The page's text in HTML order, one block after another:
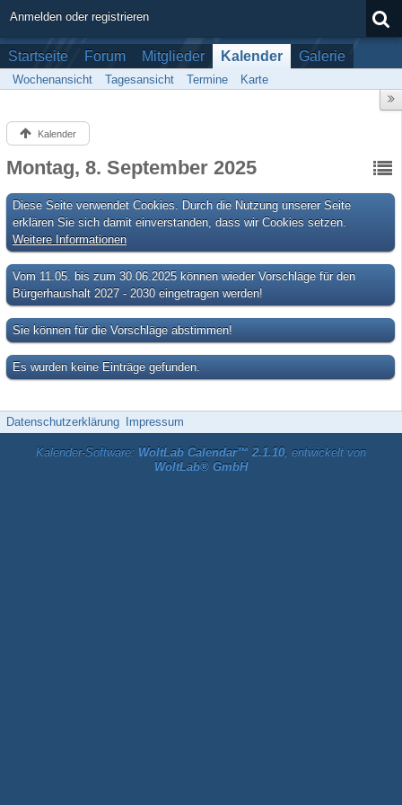
Anmelden oder registrieren
Startseite Forum Mitglieder Kalender Galerie
Wochenansicht Tagesansicht Termine Karte
Kalender
Montag, 8. September 2025
Diese Seite verwendet Cookies. Durch die Nutzung unserer Seite
erklären Sie sich damit einverstanden, dass wir Cookies setzen.
Weitere Informationen
Vom 11.05. bis zum 30.06.2025 können wieder Vorschläge für den
Bürgerhaushalt 2027 - 2030 eingetragen werden!
Sie können für die Vorschläge abstimmen!
Es wurden keine Einträge gefunden.
Datenschutzerklärung Impressum
Kalender-Software: WoltLab Calendar™ 2.1.10, entwickelt von
WoltLab® GmbH